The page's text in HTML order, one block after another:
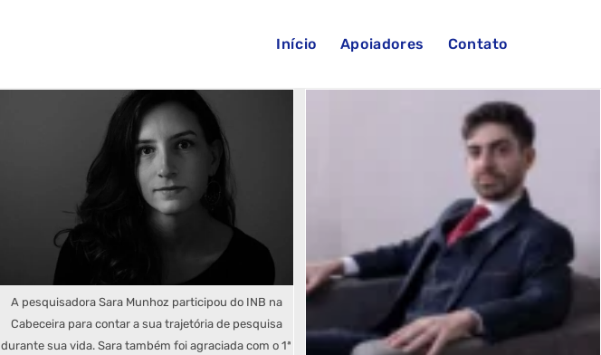
Início Apoiadores Contato
A pesquisadora Sara Munhoz participou do INB na
Cabeceira para contar a sua trajetória de pesquisa
durante sua vida. Sara também foi agraciada com o 1ª